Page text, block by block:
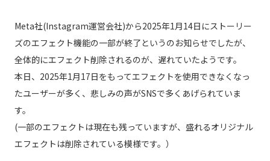
Meta社(Instagram運営会社)から2025年1月14日にストーリー
ズのエフェクト機能の一部が終了というのお知らせでしたが、
全体的にエフェクト削除されるのが、遅れていたようです。
本日、2025年1月17日をもってエフェクトを使用できなくなっ
たユーザーが多く、悲しみの声がSNSで多くあげられていま
す。
(一部のエフェクトは現在も残っていますが、盛れるオリジナル
エフェクトは削除されている模様です。）